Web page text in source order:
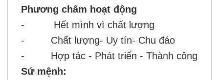
Phương châm hoạt động
- Hết mình vì chất lượng
- Chất lượng- Uy tín- Chu đáo
- Hợp tác - Phát triển - Thành công
Sứ mệnh: